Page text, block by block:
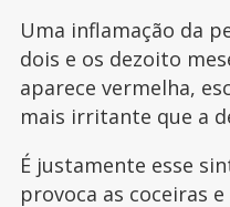
Uma inflamação da
dois e os dezoito
aparece vermelha,
mais irritante que a
É justamente esse
provoca as coceiras